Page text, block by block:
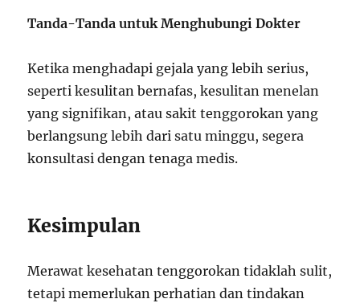
Tanda-Tanda untuk Menghubungi Dokter
Ketika menghadapi gejala yang lebih serius,
seperti kesulitan bernafas, kesulitan menelan
yang signifikan, atau sakit tenggorokan yang
berlangsung lebih dari satu minggu, segera
konsultasi dengan tenaga medis.
Kesimpulan
Merawat kesehatan tenggorokan tidaklah sulit,
tetapi memerlukan perhatian dan tindakan